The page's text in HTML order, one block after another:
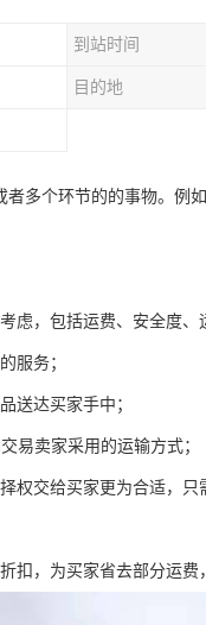
到站时间
目的地
多个环节的的事物。例
虑，包括运费、安全度、
服务；
送达买家手中；
易卖家采用的运输方式；
权交给买家更为合适，
，为买家省去部分运费